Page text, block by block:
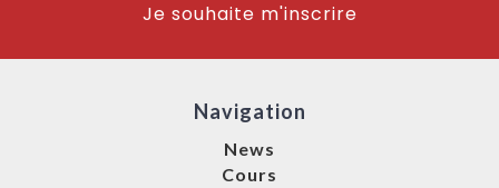
Je souhaite m'inscrire
Navigation
News
Cours